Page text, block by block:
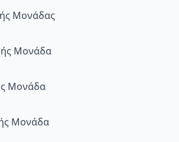
Μονάδας
Μονάδα
Μονάδα
Μονάδα